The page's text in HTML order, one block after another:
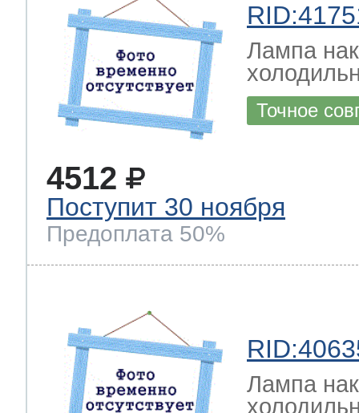
Лампа
Точное
4512
Поступит 30 ноября
Предоплата 50%
Лампа